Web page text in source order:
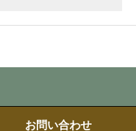
お問い合わせ
Seasons